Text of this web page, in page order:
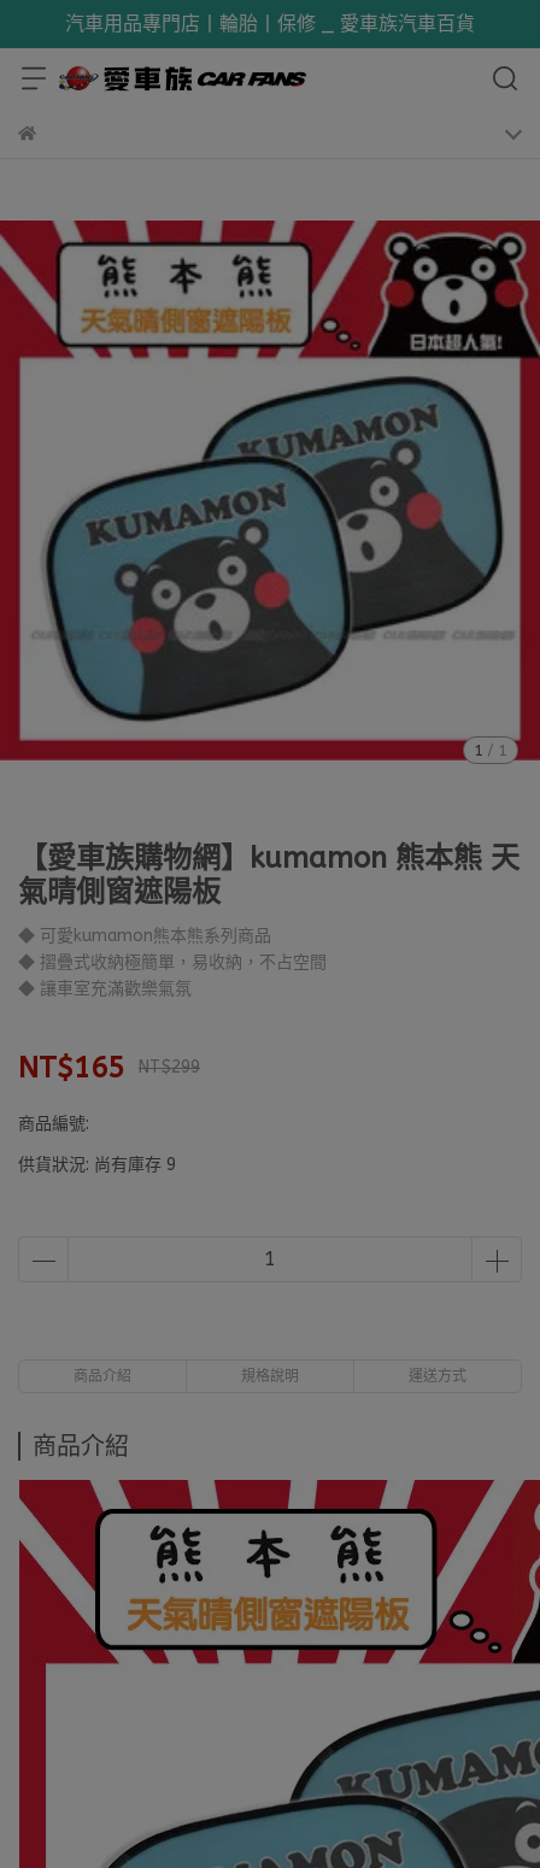
汽車用品專門店丨輪胎丨保修 _ 愛車族汽車百貨
1 / 1
【愛車族購物網】kumamon 熊本熊 天
氣晴側窗遮陽板
◆ 可愛kumamon熊本熊系列商品
◆ 摺疊式收納極簡單，易收納，不占空間
◆ 讓車室充滿歡樂氣氛
NT$165 NT$299
商品編號:
供貨狀況: 尚有庫存 9
商品介紹 規格說明 運送方式
商品介紹